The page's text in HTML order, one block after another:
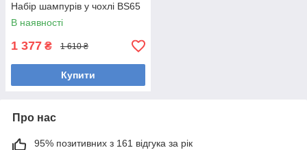
Набір шампурів у чохлі BS65
В наявності
1 377 ₴ 1 610 ₴
Купити
Про нас
95% позитивних з 161 відгука за рік